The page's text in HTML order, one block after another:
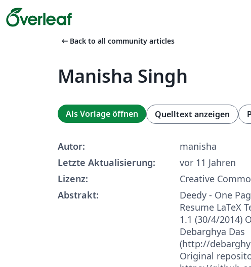
arrow_left_alt Back to all community articles
Manisha Singh
Als Vorlage öffnen Quelltext anzeigen
Autor:
manisha
Letzte Aktualisierung:
vor 11 Jahren
Lizenz:
Creative
Abstrakt:
Deedy - One
Resume LaTeX
1.1 (30/4/2014)
Debarghya Das
(http://
Original